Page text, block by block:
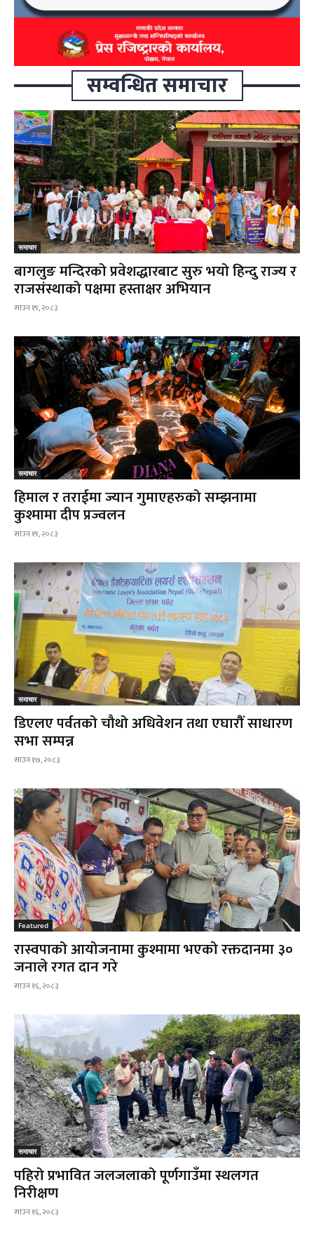
सम्वन्धित समाचार
समाचार
बागलुङ मन्दिरको प्रवेशद्धारबाट सुरु भयो हिन्दु राज्य र
राजसंस्थाको पक्षमा हस्ताक्षर अभियान
साउन १९, २०८३
समाचार
हिमाल र तराईमा ज्यान गुमाएहरुको सम्झनामा
कुश्मामा दीप प्रज्वलन
साउन १९, २०८३
समाचार
डिएलए पर्वतको चौथो अधिवेशन तथा एघारौँ साधारण
सभा सम्पन्न
साउन १७, २०८३
Featured
रास्वपाको आयोजनामा कुश्मामा भएको रक्तदानमा ३०
जनाले रगत दान गरे
साउन १६, २०८३
समाचार
पहिरो प्रभावित जलजलाको पूर्णगाउँमा स्थलगत
निरीक्षण
साउन १६, २०८३